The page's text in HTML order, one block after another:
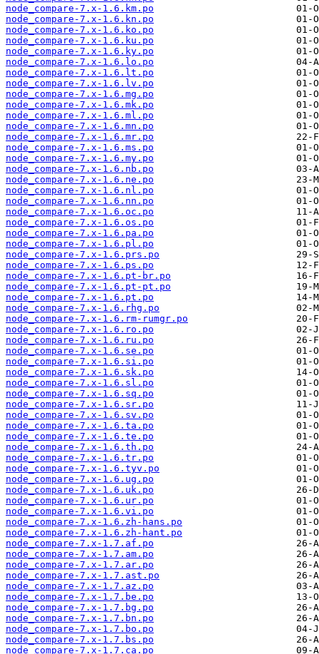
node_compare-7.x-1.6.km.po
node_compare-7.x-1.6.kn.po
node_compare-7.x-1.6.ko.po
node_compare-7.x-1.6.ku.po
node_compare-7.x-1.6.ky.po
node_compare-7.x-1.6.lo.po
node_compare-7.x-1.6.lt.po
node_compare-7.x-1.6.lv.po
node_compare-7.x-1.6.mg.po
node_compare-7.x-1.6.mk.po
node_compare-7.x-1.6.ml.po
node_compare-7.x-1.6.mn.po
node_compare-7.x-1.6.mr.po
node_compare-7.x-1.6.ms.po
node_compare-7.x-1.6.my.po
node_compare-7.x-1.6.nb.po
node_compare-7.x-1.6.ne.po
node_compare-7.x-1.6.nl.po
node_compare-7.x-1.6.nn.po
node_compare-7.x-1.6.oc.po
node_compare-7.x-1.6.os.po
node_compare-7.x-1.6.pa.po
node_compare-7.x-1.6.pl.po
node_compare-7.x-1.6.prs.po
node_compare-7.x-1.6.ps.po
node_compare-7.x-1.6.pt-br.po
node_compare-7.x-1.6.pt-pt.po
node_compare-7.x-1.6.pt.po
node_compare-7.x-1.6.rhg.po
node_compare-7.x-1.6.rm-rumgr.po
node_compare-7.x-1.6.ro.po
node_compare-7.x-1.6.ru.po
node_compare-7.x-1.6.se.po
node_compare-7.x-1.6.si.po
node_compare-7.x-1.6.sk.po
node_compare-7.x-1.6.sl.po
node_compare-7.x-1.6.sq.po
node_compare-7.x-1.6.sr.po
node_compare-7.x-1.6.sv.po
node_compare-7.x-1.6.ta.po
node_compare-7.x-1.6.te.po
node_compare-7.x-1.6.th.po
node_compare-7.x-1.6.tr.po
node_compare-7.x-1.6.tyv.po
node_compare-7.x-1.6.ug.po
node_compare-7.x-1.6.uk.po
node_compare-7.x-1.6.ur.po
node_compare-7.x-1.6.vi.po
node_compare-7.x-1.6.zh-hans.po
node_compare-7.x-1.6.zh-hant.po
node_compare-7.x-1.7.af.po
node_compare-7.x-1.7.am.po
node_compare-7.x-1.7.ar.po
node_compare-7.x-1.7.ast.po
node_compare-7.x-1.7.az.po
node_compare-7.x-1.7.be.po
node_compare-7.x-1.7.bg.po
node_compare-7.x-1.7.bn.po
node_compare-7.x-1.7.bo.po
node_compare-7.x-1.7.bs.po
node_compare-7.x-1.7.ca.po